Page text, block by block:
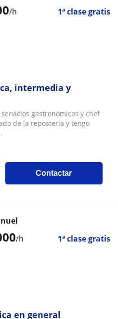
/h 1ª clase gratis
intermedia y
gastronómicos y chef
de la repostería y tengo
Contactar
/h 1ª clase gratis
en general